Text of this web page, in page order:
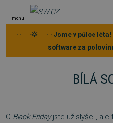
menu
· · ─ ·⛭· ─ · · Jsme v půlce
software za polovinu!
BÍLÁ
O Black Fridayjste už slyšeli, ale